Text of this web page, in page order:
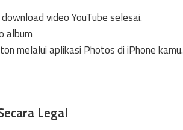
video YouTube selesai.
melalui aplikasi Photos di iPhone kamu.
Legal